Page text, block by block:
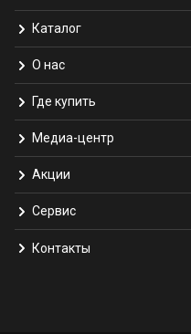
Каталог
О нас
Где купить
Медиа-центр
Акции
Сервис
Контакты